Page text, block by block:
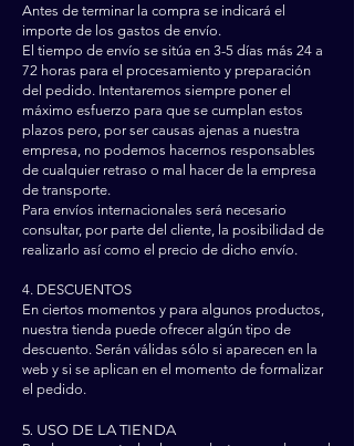
Antes de terminar la compra se indicará el
importe de los gastos de envío.
El tiempo de envío se sitúa en 3-5 días más 24 a
72 horas para el procesamiento y preparación
del pedido. Intentaremos siempre poner el
máximo esfuerzo para que se cumplan estos
plazos pero, por ser causas ajenas a nuestra
empresa, no podemos hacernos responsables
de cualquier retraso o mal hacer de la empresa
de transporte.
Para envíos internacionales será necesario
consultar, por parte del cliente, la posibilidad de
realizarlo así como el precio de dicho envío.
4. DESCUENTOS
En ciertos momentos y para algunos productos,
nuestra tienda puede ofrecer algún tipo de
descuento. Serán válidas sólo si aparecen en la
web y si se aplican en el momento de formalizar
el pedido.
5. USO DE LA TIENDA